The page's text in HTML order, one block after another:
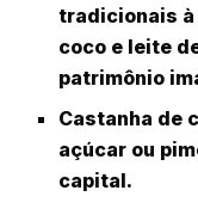
tradicionais à
coco e leite
patrimônio
Castanha de
açúcar ou
capital.